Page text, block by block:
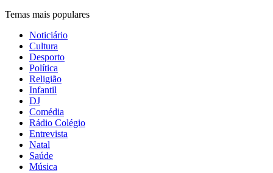
Temas mais populares
Noticiário
Cultura
Desporto
Política
Religião
Infantil
DJ
Comédia
Rádio Colégio
Entrevista
Natal
Saúde
Música